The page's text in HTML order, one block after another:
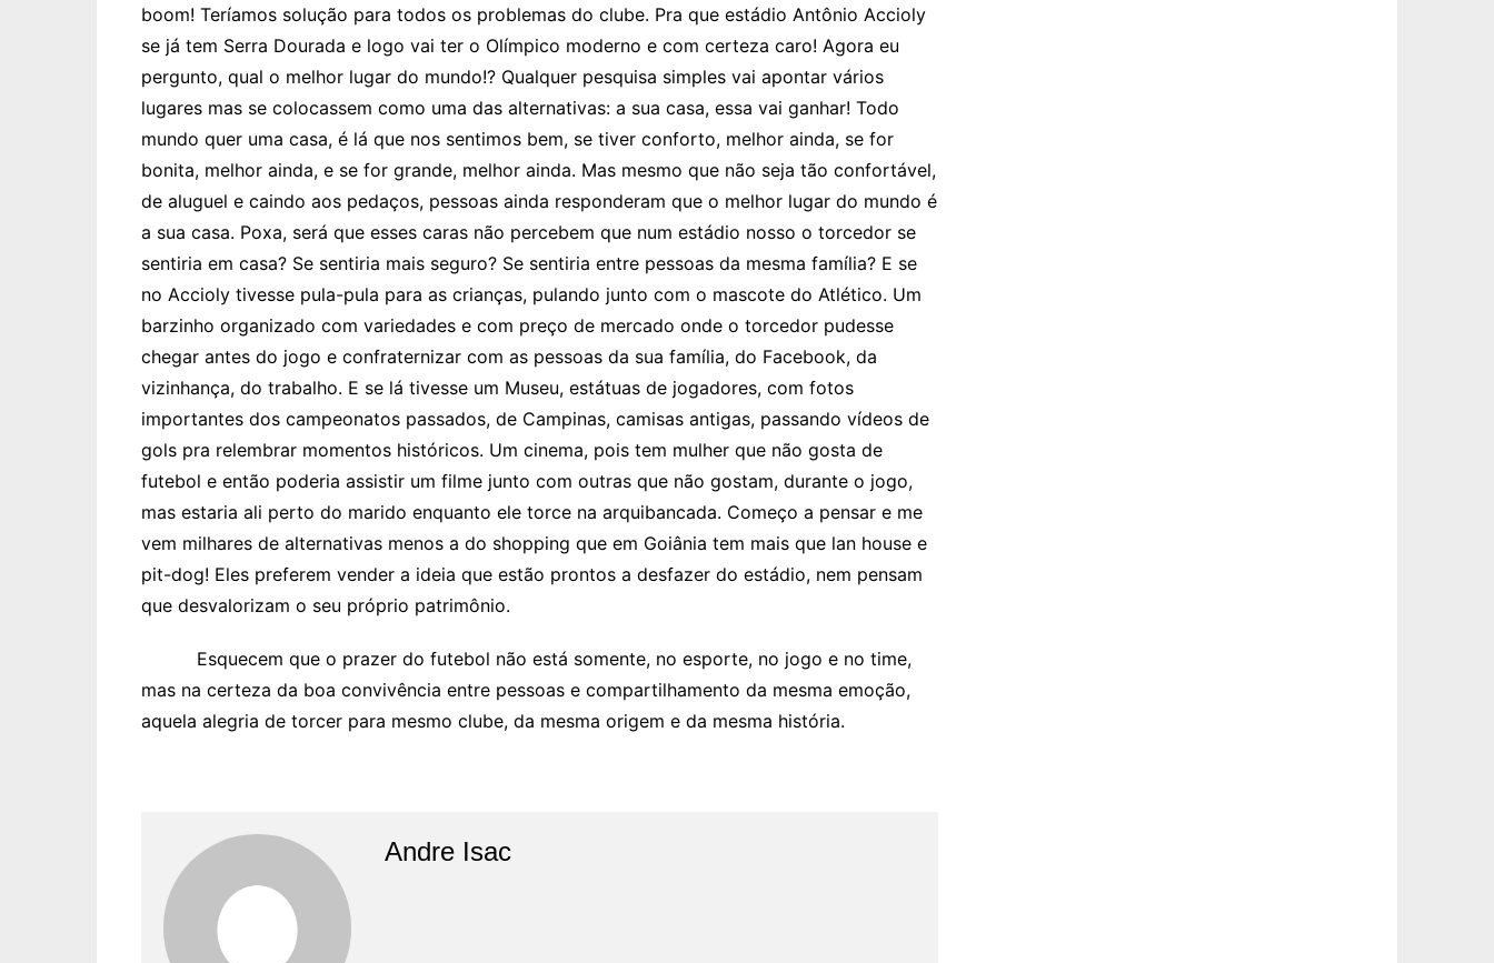
boom! Teríamos solução para todos os problemas do clube. Pra que estádio Antônio Accioly
se já tem Serra Dourada e logo vai ter o Olímpico moderno e com certeza caro! Agora eu
pergunto, qual o melhor lugar do mundo!? Qualquer pesquisa simples vai apontar vários
lugares mas se colocassem como uma das alternativas: a sua casa, essa vai ganhar! Todo
mundo quer uma casa, é lá que nos sentimos bem, se tiver conforto, melhor ainda, se for
bonita, melhor ainda, e se for grande, melhor ainda. Mas mesmo que não seja tão confortável,
de aluguel e caindo aos pedaços, pessoas ainda responderam que o melhor lugar do mundo é
a sua casa. Poxa, será que esses caras não percebem que num estádio nosso o torcedor se
sentiria em casa? Se sentiria mais seguro? Se sentiria entre pessoas da mesma família? E se
no Accioly tivesse pula-pula para as crianças, pulando junto com o mascote do Atlético. Um
barzinho organizado com variedades e com preço de mercado onde o torcedor pudesse
chegar antes do jogo e confraternizar com as pessoas da sua família, do Facebook, da
vizinhança, do trabalho. E se lá tivesse um Museu, estátuas de jogadores, com fotos
importantes dos campeonatos passados, de Campinas, camisas antigas, passando vídeos de
gols pra relembrar momentos históricos. Um cinema, pois tem mulher que não gosta de
futebol e então poderia assistir um filme junto com outras que não gostam, durante o jogo,
mas estaria ali perto do marido enquanto ele torce na arquibancada. Começo a pensar e me
vem milhares de alternativas menos a do shopping que em Goiânia tem mais que lan house e
pit-dog! Eles preferem vender a ideia que estão prontos a desfazer do estádio, nem pensam
que desvalorizam o seu próprio patrimônio.
Esquecem que o prazer do futebol não está somente, no esporte, no jogo e no time,
mas na certeza da boa convivência entre pessoas e compartilhamento da mesma emoção,
aquela alegria de torcer para mesmo clube, da mesma origem e da mesma história.
Andre Isac